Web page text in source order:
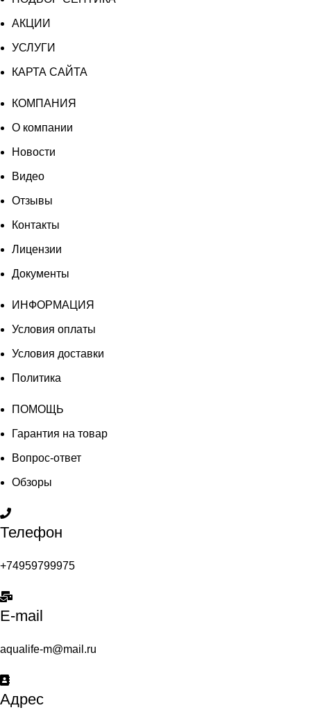
АКЦИИ
УСЛУГИ
КАРТА САЙТА
КОМПАНИЯ
О компании
Новости
Видео
Отзывы
Контакты
Лицензии
Документы
ИНФОРМАЦИЯ
Условия оплаты
Условия доставки
Политика
ПОМОЩЬ
Гарантия на товар
Вопрос-ответ
Обзоры
Телефон
+74959799975
E-mail
aqualife-m@mail.ru
Адрес